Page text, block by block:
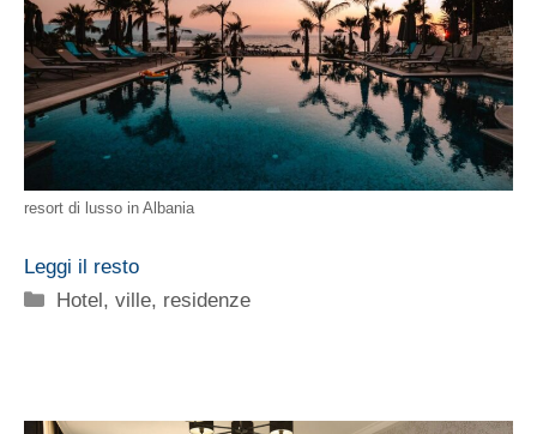
resort di lusso in Albania
Leggi il resto
Categorie
Hotel, ville, residenze